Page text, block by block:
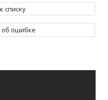
списку
ошибке